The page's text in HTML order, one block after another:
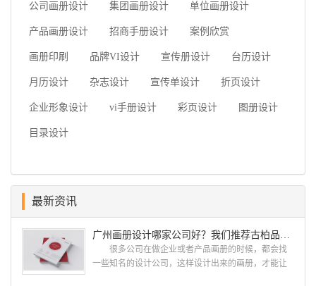
公司画册设计 集团画册设计 单位画册设计
产品画册设计 招商手册设计 案例欣赏
画册印刷 品牌VI设计 宣传册设计 台历设计
月历设计 杂志设计 宣传单设计 折页设计
企业形象设计 vi手册设计 彩页设计 图册设计
目录设计
最新资讯
广州画册设计哪家公司好？我们推荐古柏品牌设计
很多公司在做企业或者产品画册的时候，都会找
一些知名的设计公司，这样设计出来的画册，才能让